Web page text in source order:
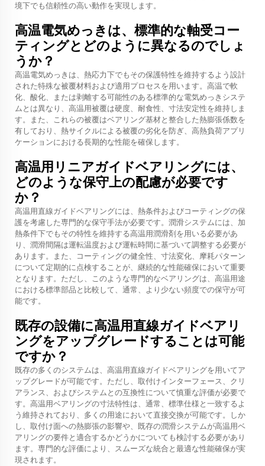
境下でも信頼性の高い動作を実現します。
高温電気めっきは、標準的な軸受コー
ティングとどのように異なるのでしょ
うか？
高温電気めっきは、熱応力下でもその保護特性を維持するよう設計
された特殊な被覆材料および適用プロセスを用います。高温で軟
化、酸化、または剥離する可能性のある標準的な電気めっきシステ
ムとは異なり、高温用被覆は硬度、耐食性、寸法安定性を維持しま
す。また、これらの被覆はベアリング基材と整合した熱膨張係数を
有しており、熱サイクルによる被覆の劣化を防ぎ、高熱負荷アプリ
ケーションにおける長期的な性能を確保します。
高温用リニアガイドベアリングには、
どのような保守上の配慮が必要です
か？
高温用直線ガイドベアリングには、熱条件およびコーティングの保
護を考慮した専門的な保守手法が必要です。潤滑システムには、加
熱条件下でもその特性を維持する高温用潤滑剤を用いる必要があ
り、潤滑間隔は運転温度および運転時間に基づいて調整する必要が
あります。また、コーティングの健全性、寸法変化、摩耗パターン
について定期的に点検することが、継続的な性能確保において重要
となります。ただし、このような専門的なベアリングは、高温用途
における標準部品と比較して、通常、より少ない頻度での保守が可
能です。
既存の設備に高温用直線ガイドベアリ
ングをアップグレードすることは可能
ですか？
既存の多くのシステムは、高温用直線ガイドベアリングを用いてア
ップグレードが可能です。ただし、取付けインターフェース、クリ
アランス、およびシステムとの互換性について慎重な評価が必要で
す。高温用ベアリングの寸法特性は、通常、標準仕様と一致するよ
う維持されており、多くの用途において直接交換が可能です。しか
し、取付け面への熱膨張の影響や、既存の潤滑システムが高温用ベ
アリングの要件と適合するかどうかについても検討する必要があり
ます。専門的な評価により、スムーズな統合と最適な性能確保が実
現されます。